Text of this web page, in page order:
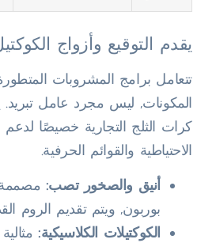
يقدم التوقيع وأزواج
تتعامل برامج المشروبات
المكونات, ليس مجرد عامل
كرات الثلج التجارية خصيصًا لدعم
الاحتياطية والقوائم الحرفية.
أنيق والصخور تصب:
بوربون, ويتم تقديم الروم
الكوكتيلات الكلاسيكية: